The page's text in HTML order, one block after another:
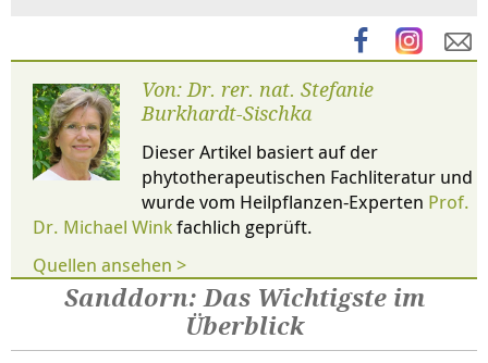
Von: Dr. rer. nat. Stefanie
Burkhardt-Sischka
Dieser Artikel basiert auf der
phytotherapeutischen Fachliteratur und
wurde vom Heilpflanzen-Experten Prof.
Dr. Michael Winkfachlich geprüft.
Quellen ansehen >
Sanddorn: Das Wichtigste im
Überblick